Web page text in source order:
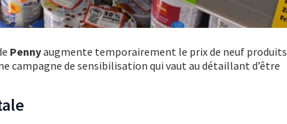
Pennyaugmente temporairement le prix de neuf produits
campagne de sensibilisation qui vaut au détaillant d’être